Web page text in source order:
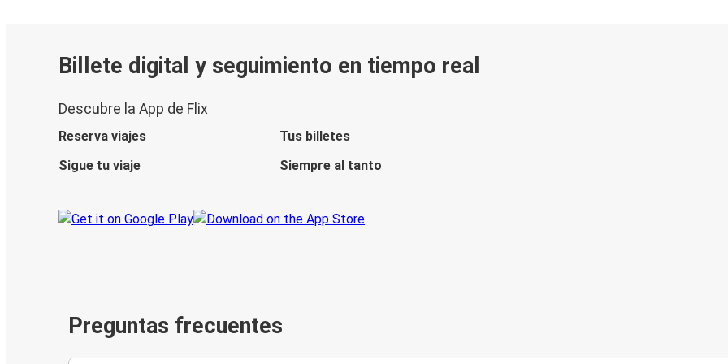
Billete digital y seguimiento en tiempo real
Descubre la App de Flix
Reserva viajes
Tus billetes
Sigue tu viaje
Siempre al tanto
Preguntas frecuentes